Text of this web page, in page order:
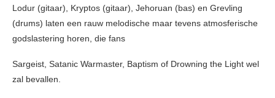
Lodur (gitaar), Kryptos (gitaar), Jehoruan (bas) en Grevling
(drums) laten een rauw melodische maar tevens atmosferische
godslastering horen, die fans
Sargeist, Satanic Warmaster, Baptism of Drowning the Light wel
zal bevallen.